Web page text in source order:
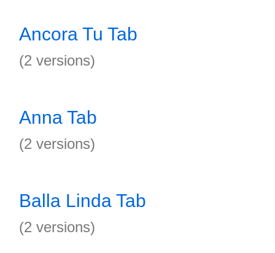
Ancora Tu Tab
(2 versions)
Anna Tab
(2 versions)
Balla Linda Tab
(2 versions)